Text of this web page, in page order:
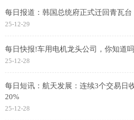
每日报道：韩国总统府正式迁回青瓦台
25-12-29
每日快报!车用电机龙头公司，你知道吗
25-12-28
每日短讯：航天发展：连续3个交易日
20%
25-12-28